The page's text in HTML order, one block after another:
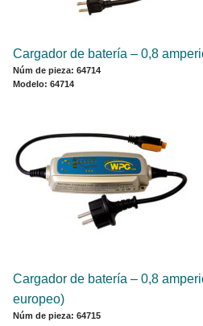
Cargador de batería – 0,8
Núm de pieza: 64714
Modelo: 64714
Cargador de batería – 0,8
europeo)
Núm de pieza: 64715